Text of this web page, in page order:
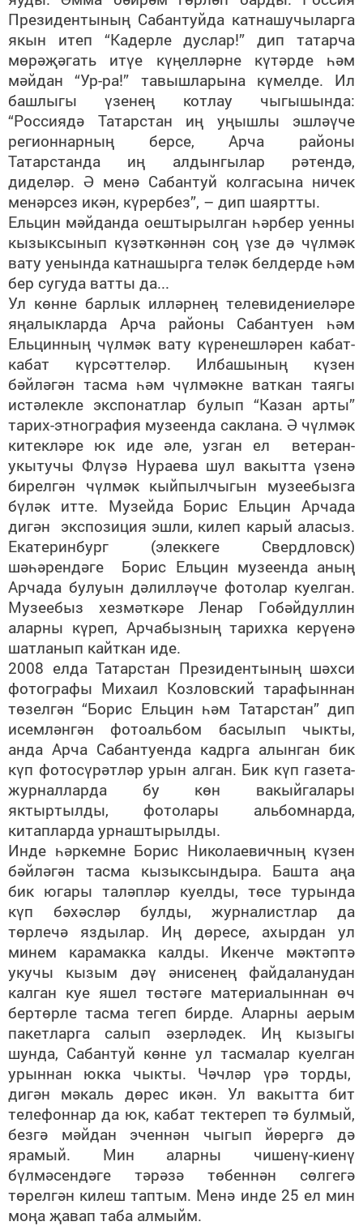
Президентының Сабантуйда катнашучыларга
якын итеп “Кадерле дуслар!” дип татарча
мөрәҗәгать итүе күңелләрне күтәрде һәм
мәйдан “Ур-ра!” тавышларына күмелде. Ил
башлыгы үзенең котлау чыгышында:
“Россиядә Татарстан иң уңышлы эшләүче
регионнарның берсе, Арча районы
Татарстанда иң алдынгылар рәтендә,
диделәр. Ә менә Сабантуй колгасына ничек
менәрсез икән, күрербез”, – дип шаяртты.
Ельцин мәйданда оештырылган һәрбер уенны
кызыксынып күзәткәннән соң үзе дә чүлмәк
вату уенында катнашырга теләк белдерде һәм
бер сугуда ватты да...
Ул көнне барлык илләрнең телевидениеләре
яңалыкларда Арча районы Сабантуен һәм
Ельцинның чүлмәк вату күренешләрен кабат-
кабат күрсәттеләр. Илбашының күзен
бәйләгән тасма һәм чүлмәкне ваткан таягы
истәлекле экспонатлар булып “Казан арты”
тарих-этнография музеенда саклана. Ә чүлмәк
китекләре юк иде әле, узган ел ветеран-
укытучы Флүзә Нураева шул вакытта үзенә
бирелгән чүлмәк кыйпылчыгын музеебызга
бүләк итте. Музейда Борис Ельцин Арчада
дигән экспозиция эшли, килеп карый аласыз.
Екатеринбург (элеккеге Свердловск)
шәһәрендәге Борис Ельцин музеенда аның
Арчада булуын дәлилләүче фотолар куелган.
Музеебыз хезмәткәре Ленар Гобәйдуллин
аларны күреп, Арчабызның тарихка керүенә
шатланып кайткан иде.
2008 елда Татарстан Президентының шәхси
фотографы Михаил Козловский тарафыннан
төзелгән “Борис Ельцин һәм Татарстан” дип
исемләнгән фотоальбом басылып чыкты,
анда Арча Сабантуенда кадрга алынган бик
күп фотосүрәтләр урын алган. Бик күп газета-
журналларда бу көн вакыйгалары
яктыртылды, фотолары альбомнарда,
китапларда урнаштырылды.
Инде һәркемне Борис Николаевичның күзен
бәйләгән тасма кызыксындыра. Башта аңа
бик югары таләпләр куелды, төсе турында
күп бәхәсләр булды, журналистлар да
төрлечә яздылар. Иң дөресе, ахырдан ул
минем карамакка калды. Икенче мәктәптә
укучы кызым дәү әнисенең файдаланудан
калган куе яшел төстәге материалыннан өч
бертөрле тасма тегеп бирде. Аларны аерым
пакетларга салып әзерләдек. Иң кызыгы
шунда, Сабантуй көнне ул тасмалар куелган
урыннан юкка чыкты. Чәчләр үрә торды,
дигән мәкаль дөрес икән. Ул вакытта бит
телефоннар да юк, кабат тектереп тә булмый,
безгә мәйдан эченнән чыгып йөрергә дә
ярамый. Мин аларны чишенү-киенү
бүлмәсендәге тәрәзә төбеннән сөлгегә
төрелгән килеш таптым. Менә инде 25 ел мин
моңа җавап таба алмыйм.